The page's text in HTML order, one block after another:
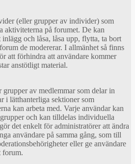
(eller grupper av individer) som
aktiviteterna på forumet. De kan
och låsa, låsa upp, flytta, ta bort
de modererar. I allmänhet så finns
att förhindra att användare kommer
anstötligt material.
grupper av medlemmar som delar in
i lätthanterliga sektioner som
kan arbeta med. Varje användar kan
och kan tilldelas individuella
det enkelt för administratörer att ändra
användare på samma gång, som till
eller ge användare
forum.